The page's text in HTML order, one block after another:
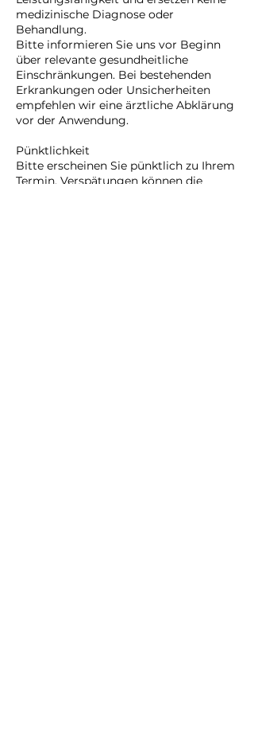
medizinische Diagnose oder
Behandlung.
Bitte informieren Sie uns vor Beginn
über relevante gesundheitliche
Einschränkungen. Bei bestehenden
Erkrankungen oder Unsicherheiten
empfehlen wir eine ärztliche Abklärung
vor der Anwendung.
Pünktlichkeit
Bitte erscheinen Sie pünktlich zu Ihrem
Termin. Verspätungen können die